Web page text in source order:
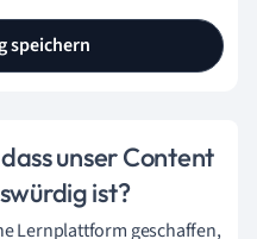
speichern
unser Content
ist?
Lernplattform geschaffen,